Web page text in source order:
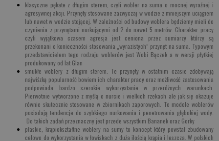
klasyczne pękate z długim sterem , czyli wobler na suma o mocnej wyraźnej i
agresywnej akcji. Przynęty stosowane zazwyczaj w wodzie z mniejszym uciągiem
lub nawet w wodzie stojącej. W zależności od budowy woblera będziemy mieli do
czynienia z przynętami nurkującymi od 2 do nawet 5 metrów. Charakter pracy
czyli wyjątkowa czasem agresja jest ceniona przez sumiarzy którzy są
przekonani o konieczności stosowania „wyrazistych” przynęt na suma. Typowym
przedstawicielem tego rodzaju woblerów jest Wobi Bączek a w wersji płytkiej
produkowany od lat Glan
smukłe woblery z długim sterem . Te przynęty w ostatnim czasie zdobywają
najwiśzką popularność bowiem ich charakter pracy oraz możliwość zastosowania
podpowiada bardzo szerokie wykorzystanie w przeróżnych warunkach.
Pierwotnie wytworzone z myślą o nurcie i wielkich rzekach ale jak się okazuje
równie skutecznie stosowane w zbiornikach zaporowych. Te modele woblerów
posiadają tendencje do szybkiego nurkowania i penetrowania głębokiej wody.
Do takich zadań przeznaczny jest przede wszystkim Bananek oraz Gorky
płaskie, krąpiokształtne woblery na sumy to koncept który powstał zbudowany
celowo do wykorzystania w łowiskach z duża ilością krąpia i leszcza. W polskich